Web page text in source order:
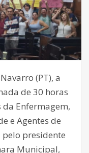
(PT), a
de 30 horas
Enfermagem,
e Agentes de
pelo presidente
Municipal,